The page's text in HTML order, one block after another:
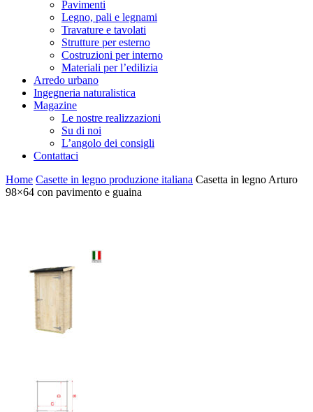
Pavimenti
Legno, pali e legnami
Travature e tavolati
Strutture per esterno
Costruzioni per interno
Materiali per l’edilizia
Arredo urbano
Ingegneria naturalistica
Magazine
Le nostre realizzazioni
Su di noi
L’angolo dei consigli
Contattaci
Home Casette in legno produzione italiana Casetta in legno Arturo
98×64 con pavimento e guaina